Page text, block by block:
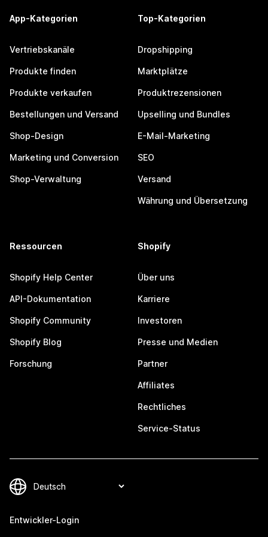
App-Kategorien
Vertriebskanäle
Produkte finden
Produkte verkaufen
Bestellungen und Versand
Shop-Design
Marketing und Conversion
Shop-Verwaltung
Top-Kategorien
Dropshipping
Marktplätze
Produktrezensionen
Upselling und Bundles
E-Mail-Marketing
SEO
Versand
Währung und Übersetzung
Ressourcen
Shopify Help Center
API-Dokumentation
Shopify Community
Shopify Blog
Forschung
Shopify
Über uns
Karriere
Investoren
Presse und Medien
Partner
Affiliates
Rechtliches
Service-Status
Entwickler-Login